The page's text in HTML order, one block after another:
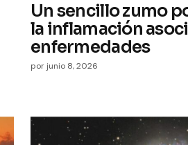
Un sencillo zumo
la inflamación
enfermedades
por junio 8, 2026